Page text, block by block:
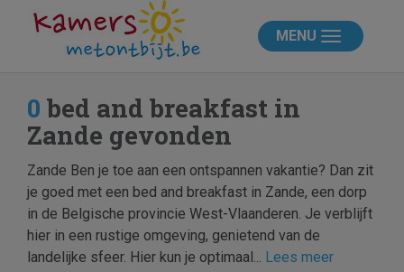
MENU
0 bed and breakfast in
Zande gevonden
Zande Ben je toe aan een ontspannen vakantie? Dan zit
je goed met een bed and breakfast in Zande, een dorp
in de Belgische provincie West-Vlaanderen. Je verblijft
hier in een rustige omgeving, genietend van de
landelijke sfeer. Hier kun je optimaal... Lees meer